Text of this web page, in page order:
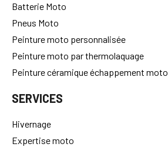
Batterie Moto
Pneus Moto
Peinture moto personnalisée
Peinture moto par thermolaquage
Peinture céramique échappement moto
SERVICES
Hivernage
Expertise moto